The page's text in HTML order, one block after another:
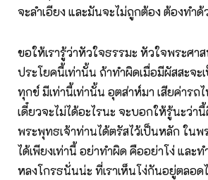
จะลำเอียง และมันจะไม่ถูกต้อง ต้องทำ
ขอให้เรารู้ว่าหัวใจธรรมะ หัวใจพระศ
ประโยคนี้เท่านั้น ถ้าทำผิดเมื่อมีผัสสะจ
ทุกข์ มีเท่านี้เท่านั้น อุตส่าห์มา เสียค่ารถ
เดี๋ยวจะไม่ได้อะไรนะ จะบอกให้รู้นะว่
พระพุทธเจ้าท่านได้ตรัสไว้เป็นหลัก ใน
ได้เพียงเท่านี้ อย่าทำผิด คืออย่าโง่ และ
หลงโกรธนั่นน่ะ ที่เราเห็นโง่กันอยู่ตลอ